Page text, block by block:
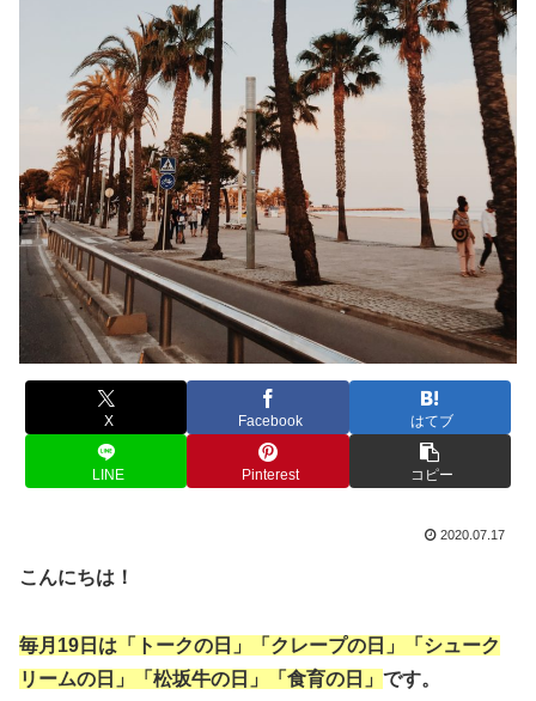
X Facebook はてブ
LINE Pinterest コピー
2020.07.17
こんにちは！
毎月19日は「トークの日」「クレープの日」「シューク
リームの日」「松坂牛の日」「食育の日」 です。